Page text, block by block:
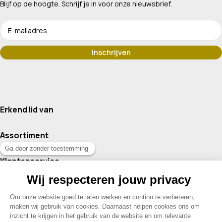
Blijf op de hoogte. Schrijf je in voor onze nieuwsbrief.
Erkend lid van
Assortiment
Klantenservice
Contact
© 2026 Drogisterij Het Geheim | Alle rechten voorbehouden |
Webdesign en hosting door Madoo|Sitemap